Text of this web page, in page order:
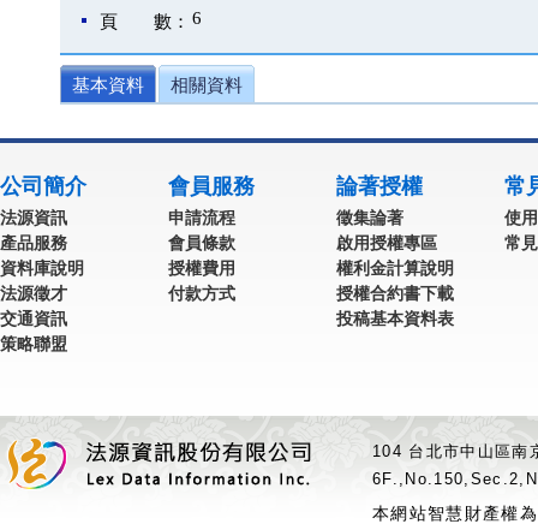
頁 數： 6
基本資料 相關資料
公司簡介
法源資訊
產品服務
資料庫說明
法源徵才
交通資訊
策略聯盟
會員服務
申請流程
會員條款
授權費用
付款方式
論著授權
徵集論著
啟用授權專區
權利金計算說明
授權合約書下載
投稿基本資料表
常
使
常
104 台北市中山區
本網站智慧財產權